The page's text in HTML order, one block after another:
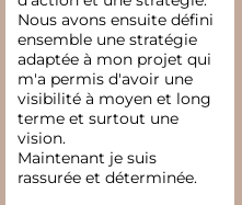
Nous avons ensuite défini
ensemble une stratégie
adaptée à mon projet qui
m'a permis d'avoir une
visibilité à moyen et long
terme et surtout une
vision.
Maintenant je suis
rassurée et déterminée.